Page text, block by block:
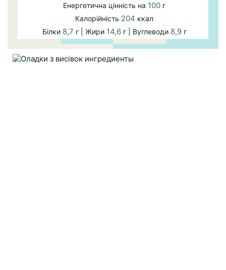
Енергетична цінність на 100 г
Калорійність 204 ккал
Білки 8,7 г | Жири 14,6г | Вуглеводи 8,9г